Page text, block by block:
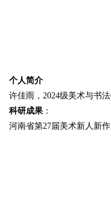
个人简介
许佳雨，2024级美术与书
科研成果 ：
河南省第27届美术新人新